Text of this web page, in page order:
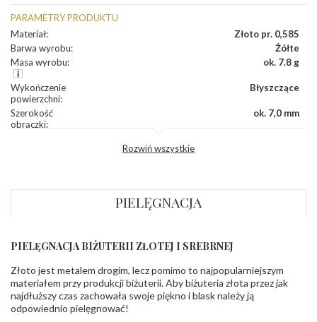
PARAMETRY PRODUKTU
Materiał:
Złoto pr. 0,585
Barwa wyrobu:
Żółte
Masa wyrobu: ok. 7.8 g
Wykończenie
powierzchni:
Błyszczące
Szerokość
obrączki:
ok. 7,0 mm
INNE PARAMETRY
Producent
odpowiedzialny:
Łazur sp.j. Kowalowy 134 38-200 Jasło; NIP:
6850004631; tel.13 44 56 100;
biuro@obraczki.pl ,PZ Stelmach Sp. z o.o. ul.
Północna 22 45-805 Opole; NIP 7542889545;
Tel. +48 77 54 90 100; biuro@stelmach.pl
Rozwiń wszystkie
PIELĘGNACJA
PIELĘGNACJA BIŻUTERII ZŁOTEJ I SREBRNEJ
Złoto jest metalem drogim, lecz pomimo to najpopularniejszym
materiałem przy produkcji biżuterii. Aby biżuteria złota przez jak
najdłuższy czas zachowała swoje piękno i blask należy ją
odpowiednio pielęgnować!